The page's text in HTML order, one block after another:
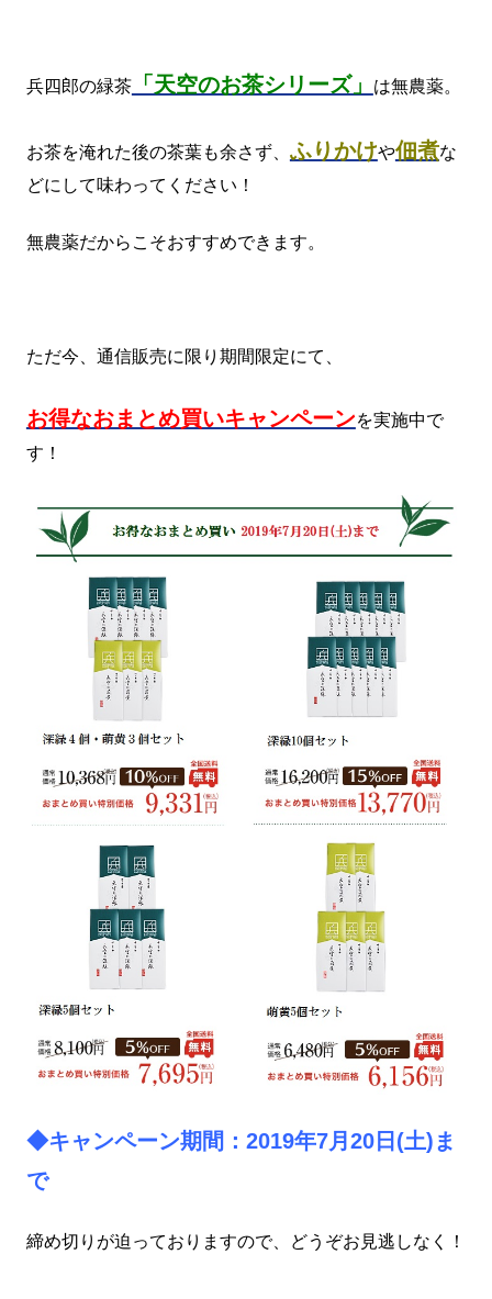
兵四郎の緑茶「天空のお茶シリーズ」 は無農薬。
お茶を淹れた後の茶葉も余さず、 ふりかけや佃煮な
どにして味わってください！
無農薬だからこそおすすめできます。
ただ今、通信販売に限り期間限定にて、
お得なおまとめ買いキャンペーンを実施中で
す！
◆キャンペーン期間：2019年7月20日(土)ま
で
締め切りが迫っておりますので、どうぞお見逃しなく！